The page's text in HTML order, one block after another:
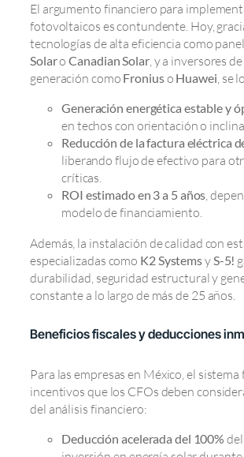
El argumento financiero para
fotovoltaicos es contundente. Hoy,
tecnologías de alta eficiencia como
SolaroCanadian Solar, y a inversores
generación como Froniuso Huawei, se
Generación energética estable y
en techos con orientación o
Reducción de la factura eléctrica
liberando flujo de efectivo para
críticas.
ROI estimado en 3 a 5 años,
modelo de financiamiento.
Además, la instalación de calidad con
especializadas como K2 Systemsy S-5!
durabilidad, seguridad estructural y
constante a lo largo de más de 25 años.
Beneficios fiscales y deducciones
Para las empresas en México, el
incentivos que los CFOs deben
del análisis financiero:
Deducción acelerada del 100%